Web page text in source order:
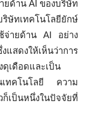
ยด้าน AI ของบริษัท
ษัทเทคโนโลยียักษ์
จ่ายด้าน AI อย่าง
สดงให้เห็นว่าการ
ดุเดือดและเป็น
เทคโนโลยี ความ
เป็นหนึ่งในปัจจัยที่